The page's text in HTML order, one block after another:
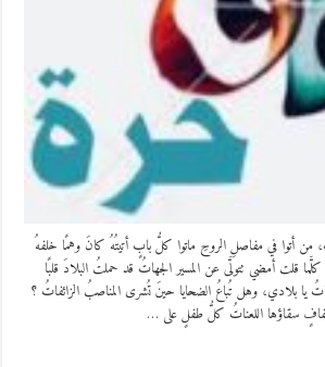
أتوا في مفاصلِ الروحِ ماتوا كلُّ بابٍ أتيتُهُ كانَ وهمًا خلفهُ
قلت أمضي تتولَّى عن المسير الجهاتُ قد حملتُ البلادَ قلبًا
يا بلادي، وهل تُباعُ الضحايا حينَ تُشرى المناصبُ الزائفاتُ ؟
سقاؤها اللعناتُ كلُّ طفلٍ على …